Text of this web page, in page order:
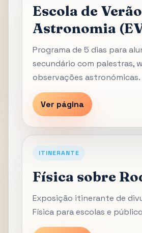
Escola de
Astronomia
Programa de 5 dias para
secundário com palestras,
observações astronómicas.
Ver página
ITINERANTE
Física sobre
Exposição itinerante de
Física para escolas e